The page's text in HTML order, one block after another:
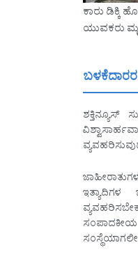
ಕಾರು ಡಿಕ್ಕಿ
ಯುವಕರು
ಶಕ್ತಿನ್ಯೂಸ್
ಇತ್ಯಾದಿಗಳ